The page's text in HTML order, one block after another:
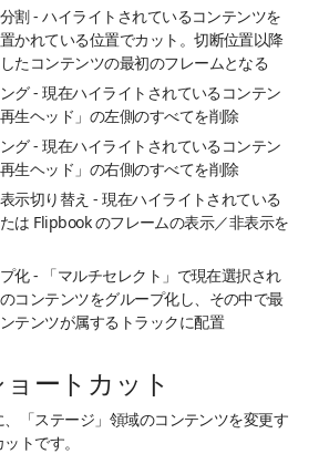
割 - ハイライトされているコンテンツを
かれている位置でカット。切断位置以降
たコンテンツの最初のフレームとなる
グ - 現在ハイライトされているコンテン
生ヘッド」の左側のすべてを削除
グ - 現在ハイライトされているコンテン
生ヘッド」の右側のすべてを削除
示切り替え - 現在ハイライトされている
は Flipbook のフレームの表示／非表示を
化 - 「マルチセレクト」で現在選択され
コンテンツをグループ化し、その中で最
テンツが属するトラックに配置
ートカット
、「ステージ」領域のコンテンツを変更す
トです。